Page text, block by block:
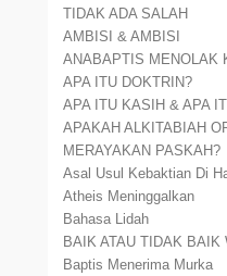
TIDAK ADA SALAH
AMBISI & AMBISI
ANABAPTIS MENOLAK
APA ITU DOKTRIN?
APA ITU KASIH & APA
APAKAH ALKITABIAH
MERAYAKAN PASKAH?
Asal Usul Kebaktian Di
Atheis Meninggalkan
Bahasa Lidah
BAIK ATAU TIDAK BAIK
Baptis Menerima Murka